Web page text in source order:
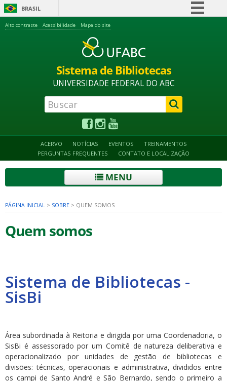
BRASIL
Acesso à informação
Canais
Alto contraste Acessibilidade Mapa do site
Sistema de Bibliotecas
UNIVERSIDADE FEDERAL DO ABC
ACERVO NOTÍCIAS EVENTOS
TREINAMENTOS
PERGUNTAS FREQUENTES
CONTATO E LOCALIZAÇÃO
MENU
PÁGINA INICIAL > SOBRE > QUEM SOMOS
Quem somos
Sistema de Bibliotecas -
SisBi
Área subordinada à Reitoria e dirigida por uma Coordenadoria, o
SisBi é assessorado por um Comitê de natureza deliberativa e
operacionalizado por unidades de gestão de bibliotecas e
divisões: técnicas, operacionais e administrativa, divididos entre
os campi de Santo André e São Bernardo, sendo o primeiro a